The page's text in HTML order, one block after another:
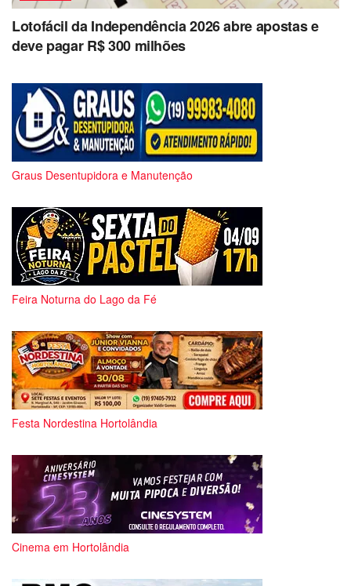
Lotofácil da Independência 2026 abre apostas e
deve pagar R$ 300 milhões
Graus Desentupidora e Manutenção
Feira Noturna do Lago da Fé
Festa Nordestina Hortolândia
Cinema em Hortolândia